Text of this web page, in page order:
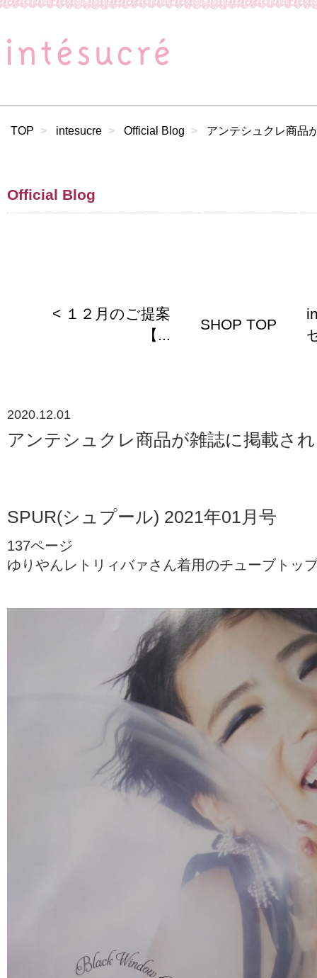
TOP intesucre Official Blog アンテシュクレ商品
Official Blog
< １２月のご提案
【...
SHOP TOP
2020.12.01
アンテシュクレ商品が雑誌に掲載さ
SPUR(シュプール) 2021年01月号
137ページ
ゆりやんレトリィバァさん着用のチューブトッ